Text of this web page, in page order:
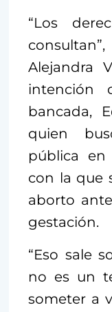
“Los
Alejandra
intención
bancada,
quien
pública en
con la que
aborto
gestación.
“Eso sale
no es un
someter a